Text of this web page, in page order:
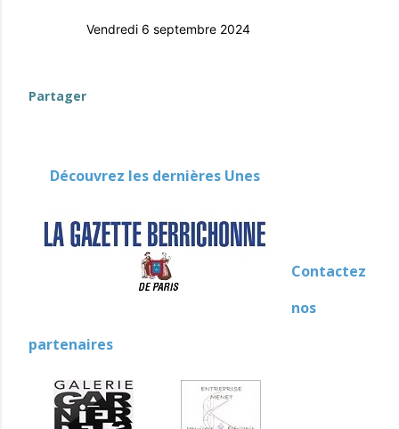
Vendredi 6 septembre 2024
Partager
Découvrez les dernières Unes
Contactez
nos
partenaires